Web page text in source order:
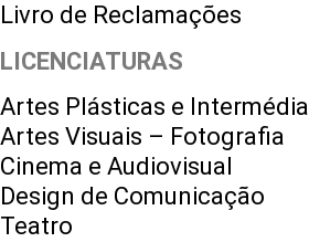
Livro de Reclamações
LICENCIATURAS
Artes Plásticas e Intermédia
Artes Visuais – Fotografia
Cinema e Audiovisual
Design de Comunicação
Teatro